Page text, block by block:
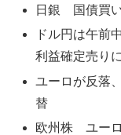
日銀 国債買
ドル円は午前
利益確定売り
ユーロが反落
替
欧州株 ユーロ